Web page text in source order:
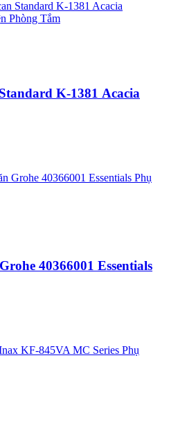
₫.
K-1381 Acacia
₫.
40366001 Essentials